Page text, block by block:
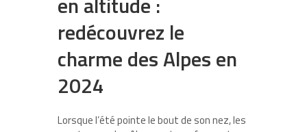
redécouvrez le
charme des Alpes en
2024
Lorsque l’été pointe le bout de son nez, les